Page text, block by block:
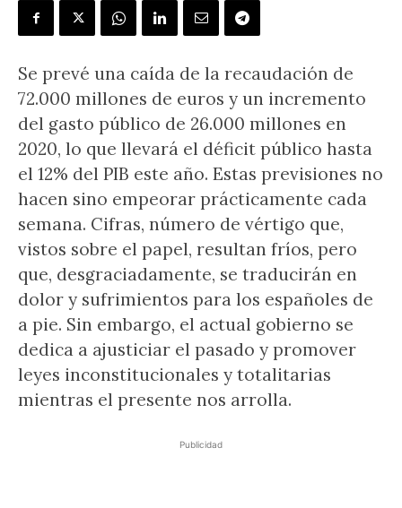
Se prevé una caída de la recaudación de
72.000 millones de euros y un incremento
del gasto público de 26.000 millones en
2020, lo que llevará el déficit público hasta
el 12% del PIB este año. Estas previsiones no
hacen sino empeorar prácticamente cada
semana. Cifras, número de vértigo que,
vistos sobre el papel, resultan fríos, pero
que, desgraciadamente, se traducirán en
dolor y sufrimientos para los españoles de
a pie. Sin embargo, el actual gobierno se
dedica a ajusticiar el pasado y promover
leyes inconstitucionales y totalitarias
mientras el presente nos arrolla.
Publicidad